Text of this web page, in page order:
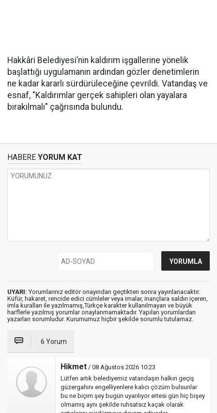
Hakkâri Belediyesi’nin kaldırım işgallerine yönelik
başlattığı uygulamanın ardından gözler denetimlerin
ne kadar kararlı sürdürüleceğine çevrildi. Vatandaş ve
esnaf, "Kaldırımlar gerçek sahipleri olan yayalara
bırakılmalı" çağrısında bulundu.
HABERE YORUM KAT
UYARI: Yorumlarınız editör onayından geçtikten sonra yayınlanacaktır.
Küfür, hakaret, rencide edici cümleler veya imalar, inançlara saldırı içeren,
imla kuralları ile yazılmamış,Türkçe karakter kullanılmayan ve büyük
harflerle yazılmış yorumlar onaylanmamaktadır. Yapılan yorumlardan
yazarları sorumludur. Kurumumuz hiçbir şekilde sorumlu tutulamaz.
6 Yorum
Hikmet / 08 Ağustos 2026 10:23
Lütfen artık belediyemiz vatandaşın halkın geçiş
güzergahını engelliyenlere kalıcı çözüm bulsunlar
bu ne biçim şey bugün uyarılıyor ertesi gün hiç bişey
olmamış aynı şekilde ruhsatsız kaçak olarak